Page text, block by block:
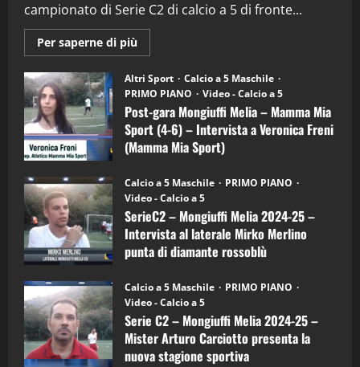
campionato di Serie C2 di calcio a 5 di fronte...
Per saperne di più
informazioni
Post-
gara
Mongiuffi
Melia
–
Mamma
Mia
Sport
6)
–
Intervista
a
mister
Arturo
Carciotto
(Mongiuffi
Altri Sport
Calcio a 5 Maschile
PRIMO PIANO
Video - Calcio a 5
Post-gara Mongiuffi Melia – Mamma Mia
Sport (4-6) – Intervista a Veronica Freni
(Mamma Mia Sport)
Calcio a 5 Maschile
PRIMO PIANO
Video - Calcio a 5
SerieC2 – Mongiuffi Melia 2024-25 –
Intervista al laterale Mirko Merlino
punta di diamante rossoblù
Calcio a 5 Maschile
PRIMO PIANO
Video - Calcio a 5
Serie C2 – Mongiuffi Melia 2024-25 –
Mister Arturo Carciotto presenta la
nuova stagione sportiva
2 28/04/2026
3
"SportEmpire" in Podcast
“SportEmpire” in Podcast: 28^ Puntata
(Martedi 21 Aprile 2026)
21/04/2026
4
“SportEmpire” in Podcast: 27^ Puntata
(Martedi 14 Aprile 2026)
15/04/2026
5
“SportEmpire” in Podcast: 26^ Puntata
(Martedi 07 Aprile 2026)
08/04/2026